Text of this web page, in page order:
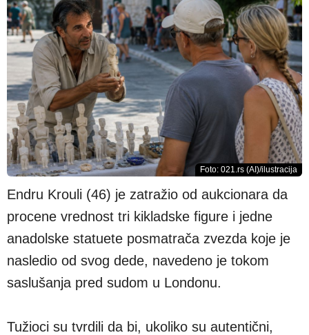
Foto: 021.rs (AI)/ilustracija
Endru Krouli (46) je zatražio od aukcionara da
procene vrednost tri kikladske figure i jedne
anadolske statuete posmatrača zvezda koje je
nasledio od svog dede, navedeno je tokom
saslušanja pred sudom u Londonu.
Tužioci su tvrdili da bi, ukoliko su autentični,